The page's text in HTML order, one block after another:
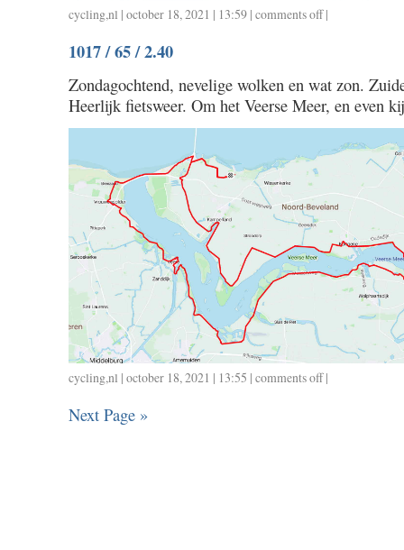
cycling,nl | october 18, 2021 | 13:59 | comments offon
/
2.18
|
1017 / 65 / 2.40
Zondagochtend, nevelige wolken en wat zon.
Heerlijk fietsweer. Om het Veerse Meer, en even
cycling,nl | october 18, 2021 | 13:55 | comments offon
|
Next Page »